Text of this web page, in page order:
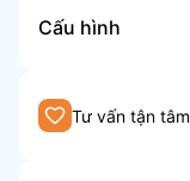
Cấu hình
Tư vấn tận tâm